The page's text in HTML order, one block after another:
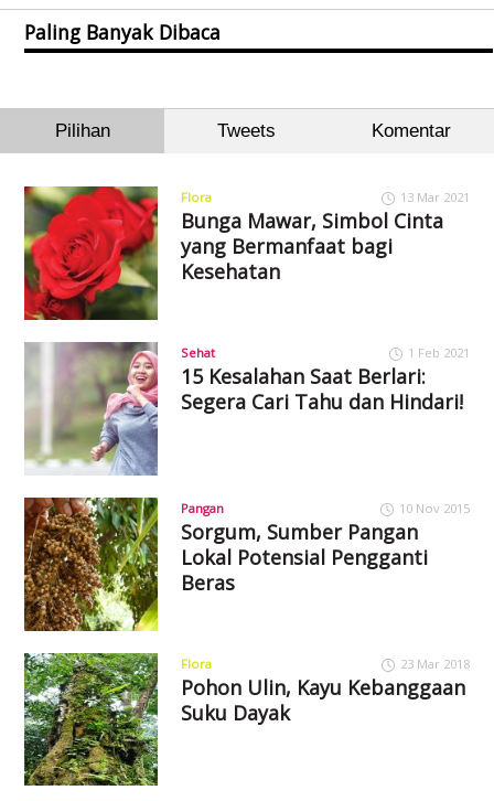
Paling Banyak Dibaca
Pilihan Tweets Komentar
Flora 13 Mar 2021
Bunga Mawar, Simbol Cinta
yang Bermanfaat bagi
Kesehatan
Sehat 1 Feb 2021
15 Kesalahan Saat Berlari:
Segera Cari Tahu dan Hindari!
Pangan 10 Nov 2015
Sorgum, Sumber Pangan
Lokal Potensial Pengganti
Beras
Flora 23 Mar 2018
Pohon Ulin, Kayu Kebanggaan
Suku Dayak